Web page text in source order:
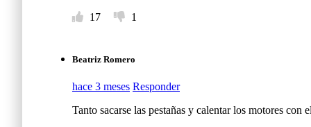
17
1
Beatriz Romero
hace 3 meses Responder
Tanto sacarse las pestañas y calentar los motores